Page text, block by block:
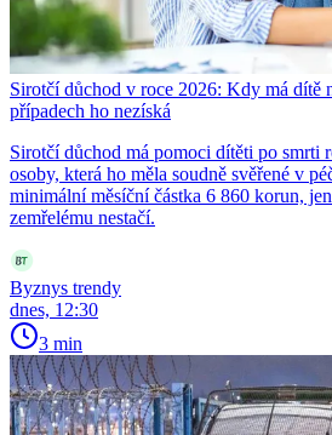
Sirotčí důchod v roce 2026: Kdy má dítě
případech ho nezíská
Sirotčí důchod má pomoci dítěti po smrti
osoby, která ho měla soudně svěřené v
minimální měsíční částka 6 860 korun,
zemřelému nestačí.
Byznys trendy
dnes, 12:30
3 min